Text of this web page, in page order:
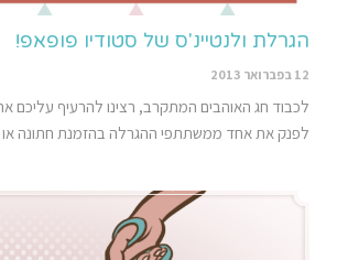
הגרלת ולנטיינ'ס של סטודיו פופאפ!
12 בפברואר 2013
לכבוד חג האוהבים המתקרב, רצינו להרעיף עליכם
לפנק את אחד ממשתתפי ההגרלה בהזמנת חתונה